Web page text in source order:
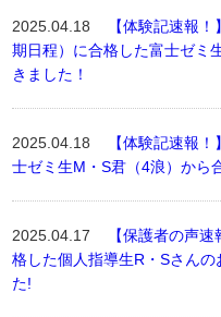
2025.04.18
【体験記速報
期日程）に合格した富士ゼミ
きました！
2025.04.18
【体験記速報
士ゼミ生M・S君（4浪）から
2025.04.17
【保護者の声
格した個人指導生R・Sさん
た!